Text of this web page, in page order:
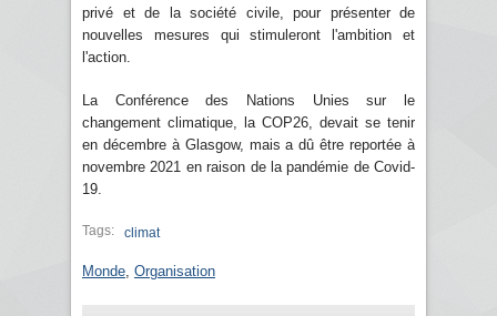
privé et de la société civile, pour présenter de
nouvelles mesures qui stimuleront l'ambition et
l'action.
La Conférence des Nations Unies sur le
changement climatique, la COP26, devait se tenir
en décembre à Glasgow, mais a dû être reportée à
novembre 2021 en raison de la pandémie de Covid-
19.
Tags: climat
Monde Organisation